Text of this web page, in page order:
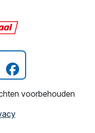
voorbehouden